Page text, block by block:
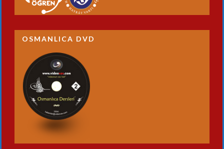
OSMANLICA DVD